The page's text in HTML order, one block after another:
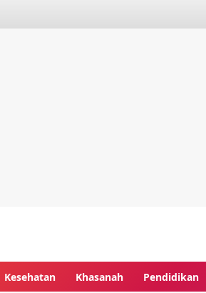
Kesehatan Khasanah Pendidikan